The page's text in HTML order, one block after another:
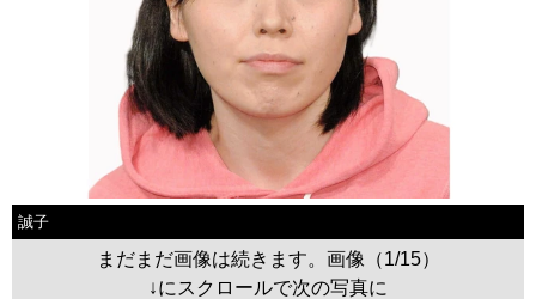
誠子
まだまだ画像は続きます。画像（1/15）
↓にスクロールで次の写真に